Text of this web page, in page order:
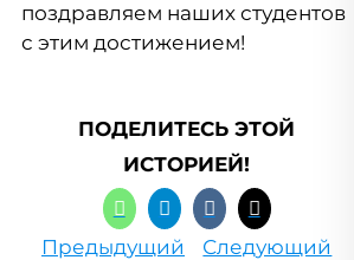
поздравляем наших студентов
с этим достижением!
ПОДЕЛИТЕСЬ ЭТОЙ
ИСТОРИЕЙ!
Предыдущий Следующий